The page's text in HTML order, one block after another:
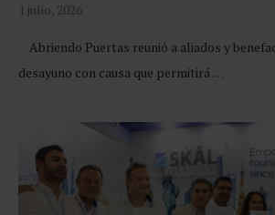
1 julio, 2026
Abriendo Puertas reunió a aliados y
desayuno con causa que permitirá …